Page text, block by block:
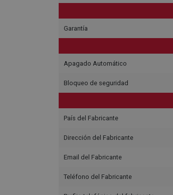
Garantía
Apagado Automático
Bloqueo de seguridad
País del Fabricante
Dirección del Fabricante
Email del Fabricante
Teléfono del Fabricante